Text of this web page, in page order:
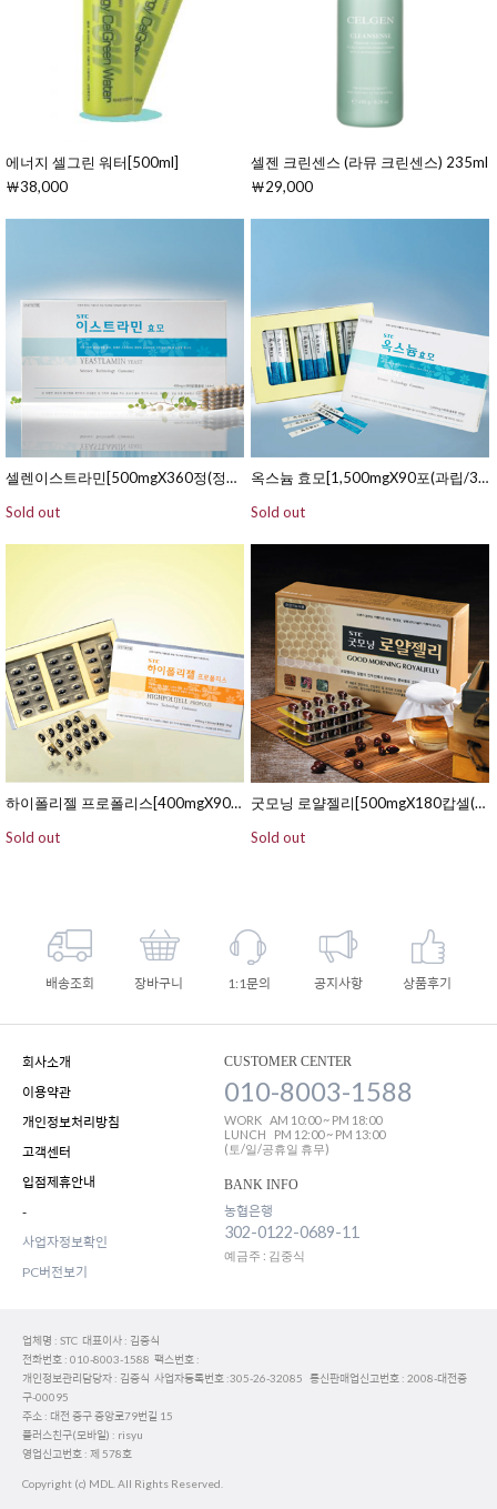
에너지 셀그린 워터[500ml]
￦38,000
셀젠 크린센스 (라뮤 크린센스) 235ml
￦29,000
셀렌이스트라민[500mgX360정(정제/90일분)]
Sold out
옥스늄 효모[1,500mgX90포(과립/30일분)]
Sold out
하이폴리젤 프로폴리스[400mgX90캅셀(연질캅셀/15일분)]
Sold out
굿모닝 로얄젤리[500mgX180캅셀(연질캅셀/60일분)]
Sold out
배송조회 장바구니 1:1문의 공지사항 상품후기
회사소개
이용약관
개인정보처리방침
고객센터
입점제휴안내
-
사업자정보확인
PC버전보기
CUSTOMER CENTER
010-8003-1588
WORK AM 10:00 ~ PM 18:00
LUNCH
PM 12:00 ~ PM 13:00
(토/일/공휴일 휴무)
BANK INFO
농협은행
302-0122-0689-11
예금주 : 김중식
업체명 : STC 대표이사 : 김중식
전화번호 : 010-8003-1588 팩스번호 :
개인정보관리담당자 : 김중식 사업자등록번호 :305-26-32085 통신판매업신고번호 : 2008-대전중
구-00095
주소 : 대전 중구 중앙로79번길 15
플러스친구(모바일) : risyu
영업신고번호 : 제 578호
Copyright (c) MDL. All Rights Reserved.